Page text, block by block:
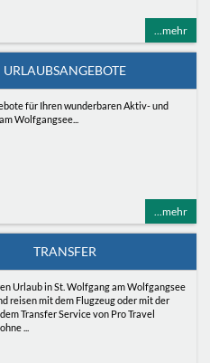
...mehr
URLAUBSANGEBOTE
für Ihren wunderbaren Aktiv- und
Wolfgangsee...
...mehr
TRANSFER
Urlaub in St. Wolfgang am Wolfgangsee
reisen mit dem Flugzeug oder mit der
Transfer Service von Pro Travel
...